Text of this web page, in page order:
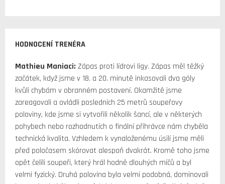
HODNOCENÍ TRENÉRA
Mathieu Maniaci: Zápas proti lídrovi ligy. Zápas měl těžký
začátek, když jsme v 18. a 20. minutě inkasovali dva góly
kvůli chybám v obranném postavení. Okamžitě jsme
zareagovali a ovládli posledních 25 metrů soupeřovy
poloviny, kde jsme si vytvořili několik šancí, ale v některých
pohybech nebo rozhodnutích o finální přihrávce nám chyběla
technická kvalita. Vzhledem k vynaloženému úsilí jsme měli
před poločasem skórovat alespoň dvakrát. Kromě toho jsme
opět čelili soupeři, který hrál hodně dlouhých míčů a byl
velmi fyzický. Druhá polovina byla velmi podobná, dominovali